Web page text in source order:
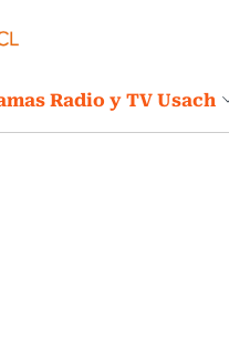
Radio y TV Usach